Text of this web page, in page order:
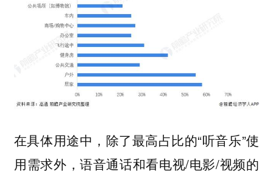
在具体用途中，除了最高占比的“听音乐”使
用需求外，语音通话和看电视/电影/视频的